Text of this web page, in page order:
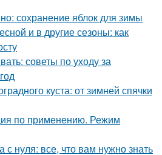
сохранение яблок для зимы
и в другие сезоны: как
советы по уходу за
куста: от зимней спячки
по применению. Режим
с нуля: все, что вам нужно знать